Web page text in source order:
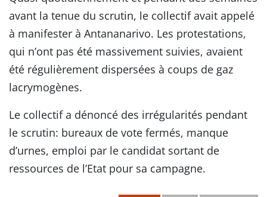
avant la tenue du scrutin, le collectif avait appelé
à manifester à Antananarivo. Les protestations,
qui n’ont pas été massivement suivies, avaient
été régulièrement dispersées à coups de gaz
lacrymogènes.
Le collectif a dénoncé des irrégularités pendant
le scrutin: bureaux de vote fermés, manque
d’urnes, emploi par le candidat sortant de
ressources de l’Etat pour sa campagne.